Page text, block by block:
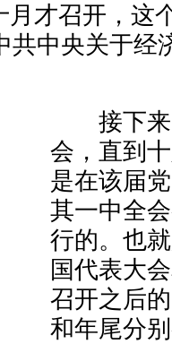
月才召开，这
共中央关于经
接下来
会，直到
是在该届
其一中全
行的。也
国代表大
召开之后
和年尾分